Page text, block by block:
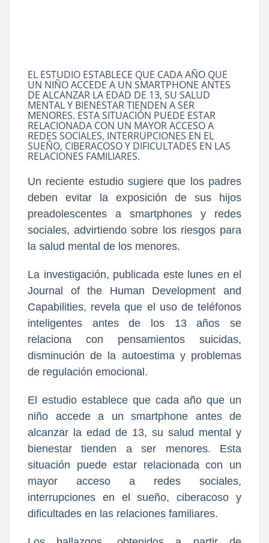
EL ESTUDIO ESTABLECE QUE CADA AÑO QUE
UN NIÑO ACCEDE A UN SMARTPHONE ANTES
DE ALCANZAR LA EDAD DE 13, SU SALUD
MENTAL Y BIENESTAR TIENDEN A SER
MENORES. ESTA SITUACIÓN PUEDE ESTAR
RELACIONADA CON UN MAYOR ACCESO A
REDES SOCIALES, INTERRUPCIONES EN EL
SUEÑO, CIBERACOSO Y DIFICULTADES EN LAS
RELACIONES FAMILIARES.
Un reciente estudio sugiere que los padres
deben evitar la exposición de sus hijos
preadolescentes a smartphones y redes
sociales, advirtiendo sobre los riesgos para
la salud mental de los menores.
La investigación, publicada este lunes en el
Journal of the Human Development and
Capabilities, revela que el uso de teléfonos
inteligentes antes de los 13 años se
relaciona con pensamientos suicidas,
disminución de la autoestima y problemas
de regulación emocional.
El estudio establece que cada año que un
niño accede a un smartphone antes de
alcanzar la edad de 13, su salud mental y
bienestar tienden a ser menores. Esta
situación puede estar relacionada con un
mayor acceso a redes sociales,
interrupciones en el sueño, ciberacoso y
dificultades en las relaciones familiares.